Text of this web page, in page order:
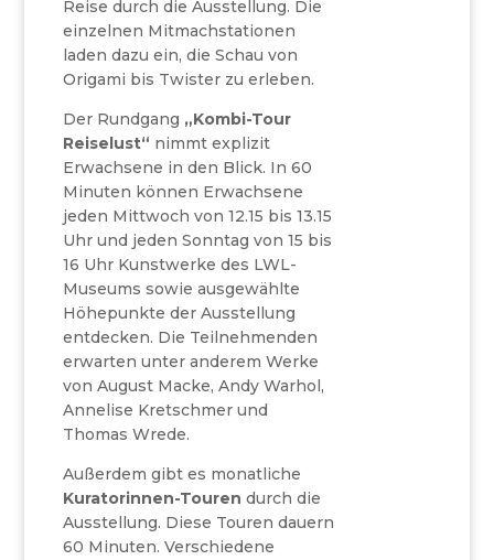
Reise durch die Ausstellung. Die
einzelnen Mitmachstationen
laden dazu ein, die Schau von
Origami bis Twister zu erleben.
Der Rundgang „Kombi-Tour
Reiselust“ nimmt explizit
Erwachsene in den Blick. In 60
Minuten können Erwachsene
jeden Mittwoch von 12.15 bis 13.15
Uhr und jeden Sonntag von 15 bis
16 Uhr Kunstwerke des LWL-
Museums sowie ausgewählte
Höhepunkte der Ausstellung
entdecken. Die Teilnehmenden
erwarten unter anderem Werke
von August Macke, Andy Warhol,
Annelise Kretschmer und
Thomas Wrede.
Außerdem gibt es monatliche
Kuratorinnen-Touren durch die
Ausstellung. Diese Touren dauern
60 Minuten. Verschiedene